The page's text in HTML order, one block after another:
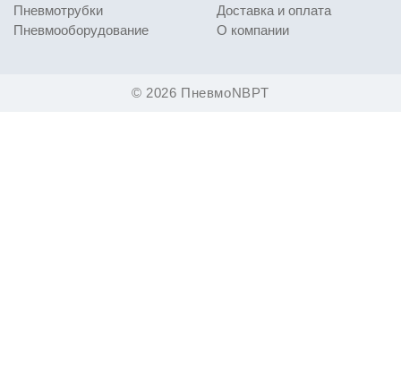
© 2026 ПневмоNBPT
Пневмотрубки
Пневмооборудование
Доставка и оплата
О компании